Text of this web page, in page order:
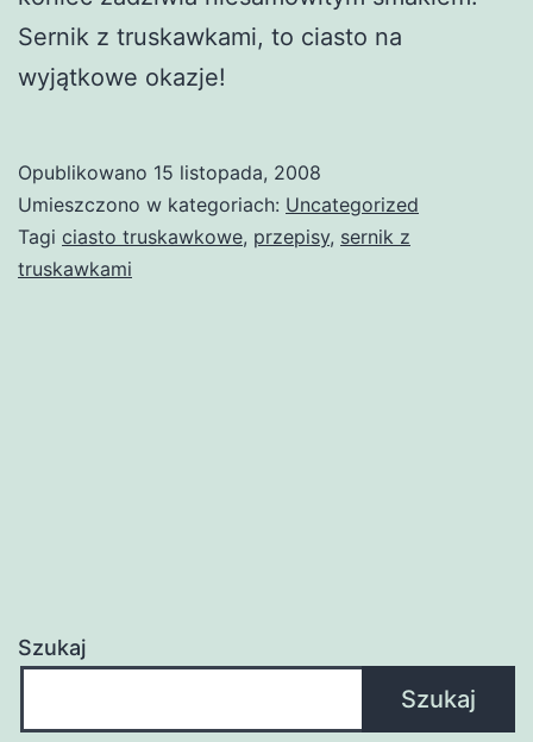
Sernik z truskawkami, to ciasto na
wyjątkowe okazje!
Opublikowano 15 listopada, 2008
Umieszczono w kategoriach: Uncategorized
Tagi ciasto truskawkowe, przepisy, sernik z
truskawkami
Szukaj
Szukaj